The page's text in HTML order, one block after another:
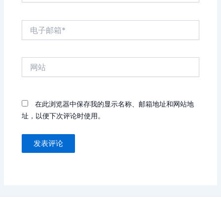
在此浏览器中保存我的显示名称、邮箱地址和网站地
址，以便下次评论时使用。